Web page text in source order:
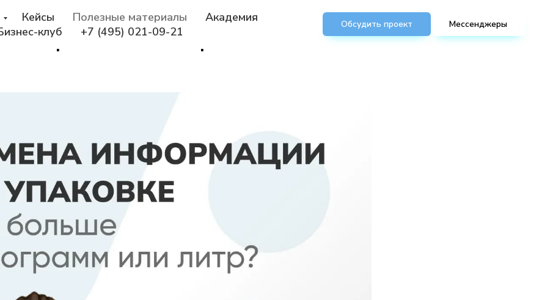
Кейсы Полезные материалы
Академия
клуб
+7 (495) 021-09-21
Обсудить проект Мессенджеры
на упаковке. Что
или литр?